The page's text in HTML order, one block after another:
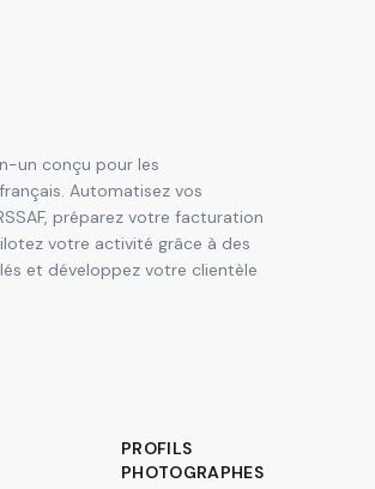
un conçu pour les
Automatisez vos
préparez votre facturation
votre activité grâce à des
et développez votre clientèle
PROFILS
PHOTOGRAPHES